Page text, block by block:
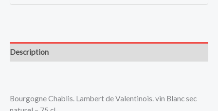
Description
Bourgogne Chablis. Lambert de Valentinois. vin Blanc sec